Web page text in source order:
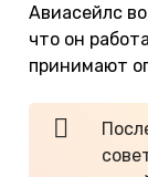
Авиасейлс
что он
принимают